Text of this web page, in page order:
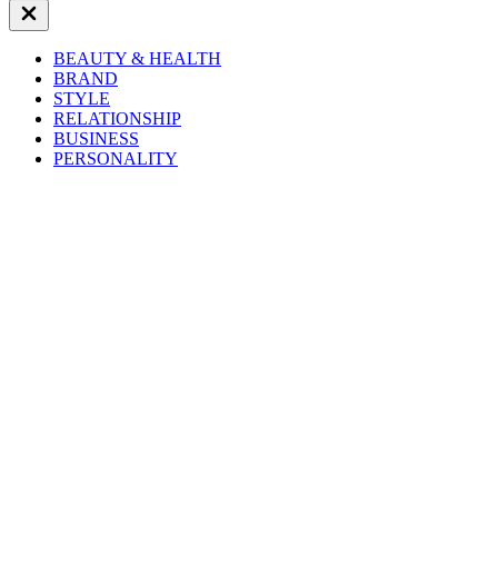
Close
Off
BEAUTY & HEALTH
BRAND
STYLE
RELATIONSHIP
BUSINESS
PERSONALITY